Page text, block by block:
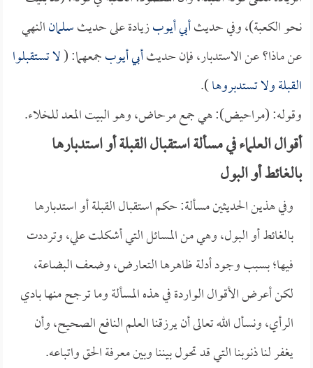
نحو الكعبة)، وفي حديثأبي أيوبزيادة على حديثسلمانالنهي
عن ماذا؟ عن الاستدبار، فإن حديثأبي أيوبجمعهما: (لا تستقبلوا
القبلة ولا تستدبروها).
وقوله: (مراحيض): هي جمع مرحاض، وهو البيت المعد للخلاء.
أقوال العلماء في مسألة استقبال القبلة أو استدبارها
بالغائط أو البول
وفي هذين الحديثين مسألة: حكم استقبال القبلة أو استدبارها
بالغائط أو البول، وهي من المسائل التي أشكلت علي، وترددت
فيها؛ بسبب وجود أدلة ظاهرها التعارض، وضعف البضاعة،
لكن أعرض الأقوال الواردة في هذه المسألة وما ترجح منها بادي
الرأي، ونسأل الله تعالى أن يرزقنا العلم النافع الصحيح، وأن
يغفر لنا ذنوبنا التي قد تحول بيننا وبين معرفة الحق واتباعه.